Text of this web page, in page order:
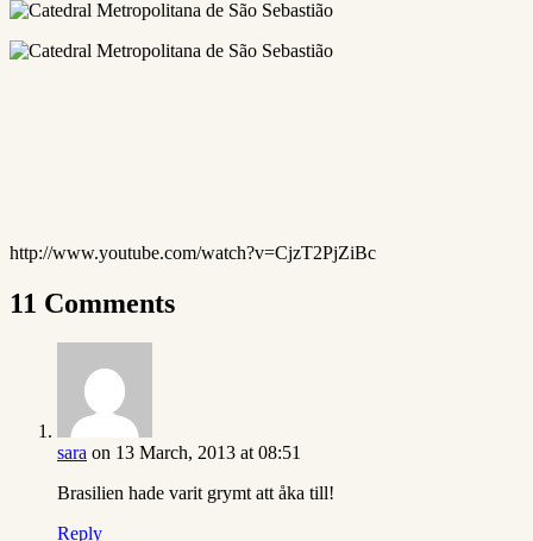
http://www.youtube.com/watch?v=CjzT2PjZiBc
11 Comments
sara on 13 March, 2013 at 08:51
Brasilien hade varit grymt att åka till!
Reply